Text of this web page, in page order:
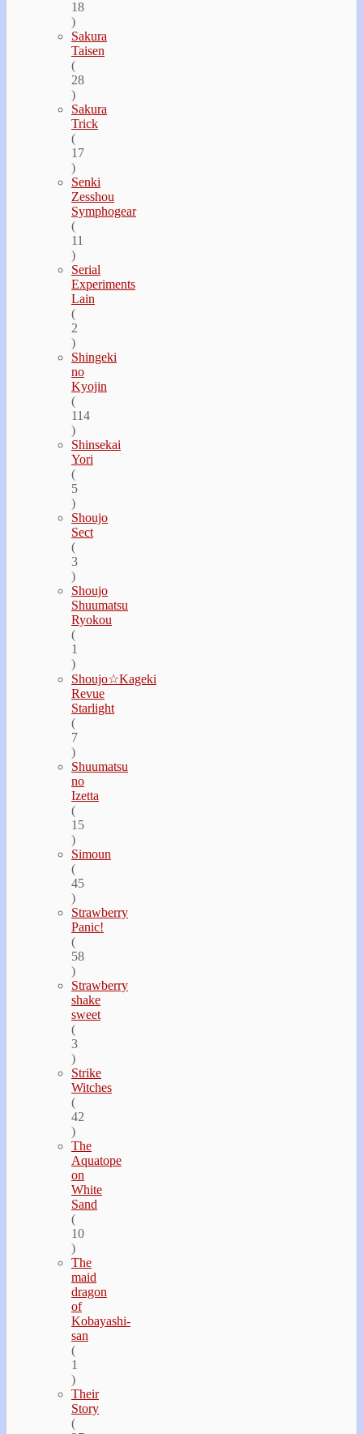
18
)
Sakura
Taisen
(
28
)
Sakura
Trick
(
17
)
Senki
Zesshou
Symphogear
(
11
)
Serial
Experiments
Lain
(
2
)
Shingeki
no
Kyojin
(
114
)
Shinsekai
Yori
(
5
)
Shoujo
Sect
(
3
)
Shoujo
Shuumatsu
Ryokou
(
1
)
Shoujo☆Kageki
Revue
Starlight
(
7
)
Shuumatsu
no
Izetta
(
15
)
Simoun
(
45
)
Strawberry
Panic!
(
58
)
Strawberry
shake
sweet
(
3
)
Strike
Witches
(
42
)
The
Aquatope
on
White
Sand
(
10
)
The
maid
dragon
of
Kobayashi-
san
(
1
)
Their
Story
(